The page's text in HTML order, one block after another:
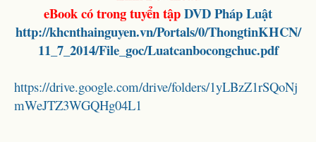
eBook có trong tuyển tậpDVDPháp Luật
http://khcnthainguyen.vn/Portals/0/ThongtinKHCN/
11_7_2014/File_goc/Luatcanbocongchuc.pdf
https://drive.google.com/drive/folders/1yLBzZ1rSQoNj
mWeJTZ3WGQHg04L1